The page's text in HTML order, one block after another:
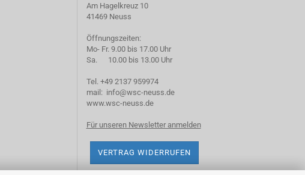
Am Hagelkreuz 10
41469 Neuss
Öffnungszeiten:
Mo- Fr. 9.00 bis 17.00 Uhr
Sa. 10.00 bis 13.00 Uhr
Tel. +49 2137 959974
mail: info@wsc-neuss.de
www.wsc-neuss.de
Für unseren Newsletter anmelden
VERTRAG WIDERRUFEN